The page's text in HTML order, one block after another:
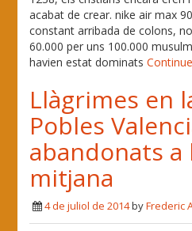
acabat de crear. nike air max
constant arribada de colons,
60.000 per uns 100.000
havien estat dominats
Llàgrimes en
Pobles
abandonats a
mitjana
4 de juliol de 2014byFrederic